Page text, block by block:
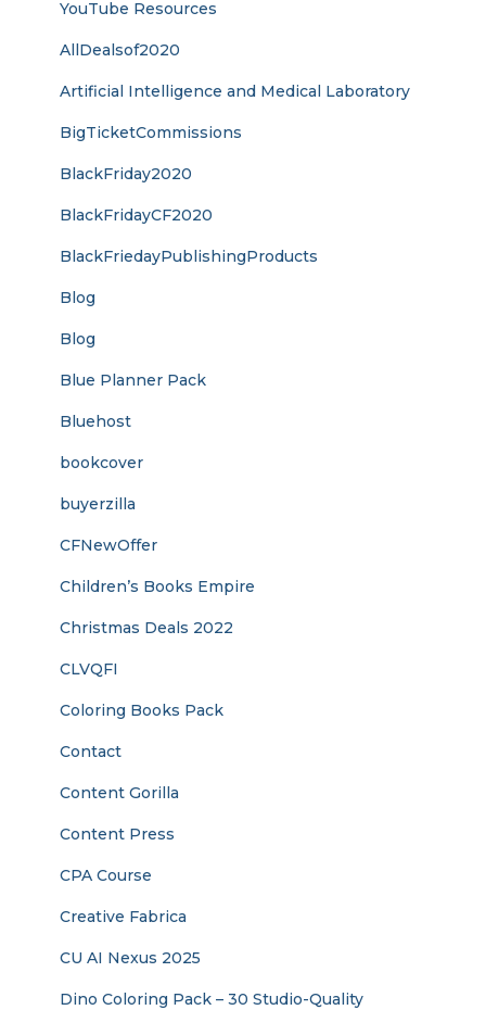
YouTube Resources
AllDealsof2020
Artificial Intelligence and Medical Laboratory
BigTicketCommissions
BlackFriday2020
BlackFridayCF2020
BlackFriedayPublishingProducts
Blog
Blog
Blue Planner Pack
Bluehost
bookcover
buyerzilla
CFNewOffer
Children’s Books Empire
Christmas Deals 2022
CLVQFI
Coloring Books Pack
Contact
Content Gorilla
Content Press
CPA Course
Creative Fabrica
CU AI Nexus 2025
Dino Coloring Pack – 30 Studio-Quality